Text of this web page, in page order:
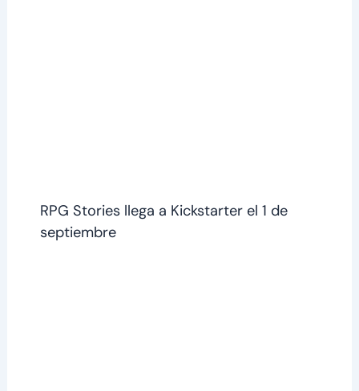
RPG Stories llega a Kickstarter el 1 de
septiembre